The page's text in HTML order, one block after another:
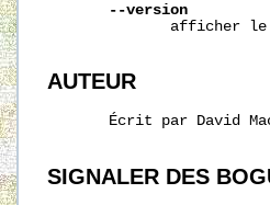
--version
afficher
AUTEUR
Écrit par David
SIGNALER DES